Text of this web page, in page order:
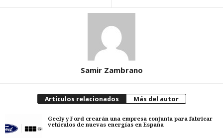
Samir Zambrano
Artículos relacionados Más del autor
Geely y Ford crearán una empresa conjunta para fabricar
vehículos de nuevas energías en España